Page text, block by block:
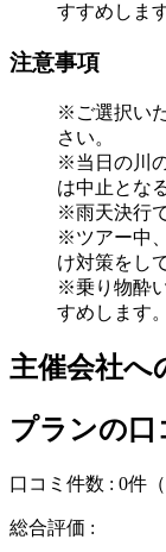
すすめしま
注意事項
※ご選択い
さい。
※当日の川
は中止とな
※雨天決行
※ツアー中
け対策をし
※乗り物酔
すめします。
主催会社へ
プランの口
口コミ件数 : 0件
総合評価 :